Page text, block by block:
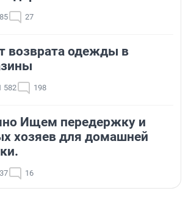
27
возврата одежды в
582 198
Ищем передержку и
хозяев для домашней
16